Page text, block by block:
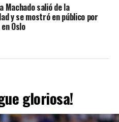
Machado salió de la
y se mostró en público por
Oslo
gloriosa!